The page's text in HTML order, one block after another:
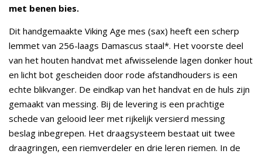
met benen bies.
Dit handgemaakte Viking Age mes (sax) heeft een scherp
lemmet van 256-laags Damascus staal*. Het voorste deel
van het houten handvat met afwisselende lagen donker hout
en licht bot gescheiden door rode afstandhouders is een
echte blikvanger. De eindkap van het handvat en de huls zijn
gemaakt van messing. Bij de levering is een prachtige
schede van gelooid leer met rijkelijk versierd messing
beslag inbegrepen. Het draagsysteem bestaat uit twee
draagringen, een riemverdeler en drie leren riemen. In de